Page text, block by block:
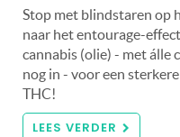
Stop met blindstaren op
naar het entourage-
cannabis (olie) - met álle
nog in - voor een
THC!
LEES VERDER